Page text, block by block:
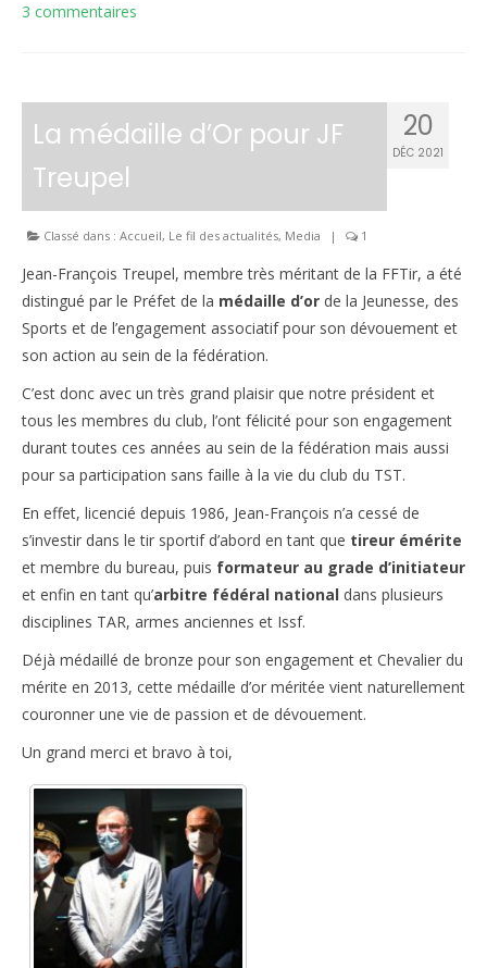
3 commentaires
20
DÉC 2021
La médaille d’Or pour JF
Treupel
Classé dans : Accueil, Le fil des actualités, Media | 1
Jean-François Treupel, membre très méritant de la FFTir, a été
distingué par le Préfet de la médaille d’or de la Jeunesse, des
Sports et de l’engagement associatif pour son dévouement et
son action au sein de la fédération.
C’est donc avec un très grand plaisir que notre président et
tous les membres du club, l’ont félicité pour son engagement
durant toutes ces années au sein de la fédération mais aussi
pour sa participation sans faille à la vie du club du TST.
En effet, licencié depuis 1986, Jean-François n’a cessé de
s’investir dans le tir sportif d’abord en tant que tireur émérite
et membre du bureau, puis formateur au grade d’initiateur
et enfin en tant qu’arbitre fédéral national dans plusieurs
disciplines TAR, armes anciennes et Issf.
Déjà médaillé de bronze pour son engagement et Chevalier du
mérite en 2013, cette médaille d’or méritée vient naturellement
couronner une vie de passion et de dévouement.
Un grand merci et bravo à toi,